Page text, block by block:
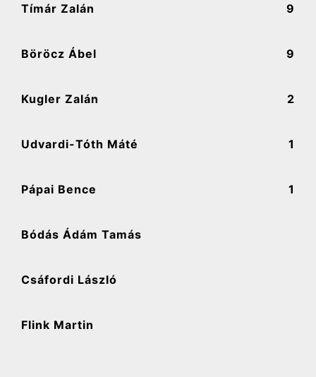
Tímár Zalán 9
Böröcz Ábel 9
Kugler Zalán 2
Udvardi-Tóth Máté 1
Pápai Bence 1
Bódás Ádám Tamás
Csáfordi László
Flink Martin